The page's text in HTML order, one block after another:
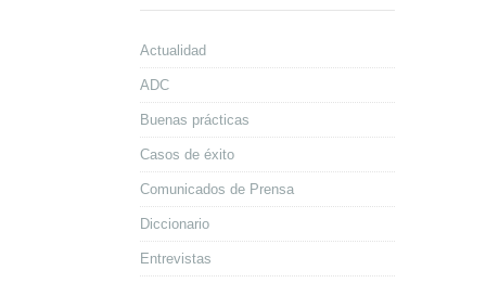
Actualidad
ADC
Buenas prácticas
Casos de éxito
Comunicados de Prensa
Diccionario
Entrevistas